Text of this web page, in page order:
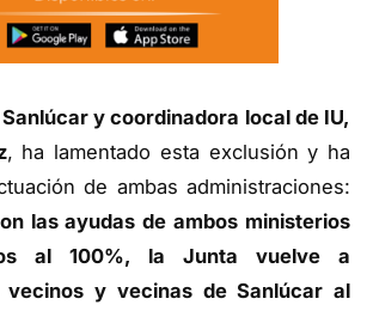
y coordinadora local de IU,
, ha lamentado esta exclusión y ha
de ambas administraciones:
las ayudas de ambos ministerios
al 100%, la Junta vuelve a
y vecinas de Sanlúcar al